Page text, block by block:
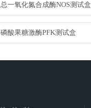
总一氧化氮合成酶NOS测试盒
磷酸果糖激酶PFK测试盒